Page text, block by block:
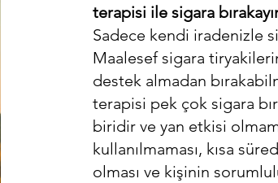
terapisi ile sigara
Sadece kendi iradenizle
Maalesef sigara
destek almadan
terapisi pek çok sigara
biridir ve yan etkisi
kullanılmaması, kısa
olması ve kişinin